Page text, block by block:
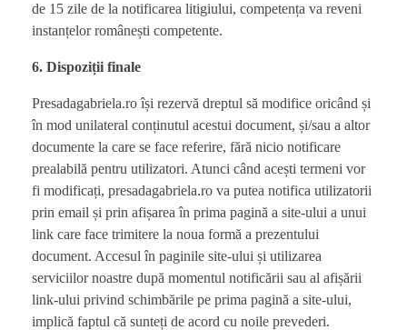
de 15 zile de la notificarea litigiului, competența va reveni
instanțelor românești competente.​
6. Dispoziții finale
Presadagabriela.ro își rezervă dreptul să modifice oricând și
în mod unilateral conținutul acestui document, și/sau a altor
documente la care se face referire, fără nicio notificare
prealabilă pentru utilizatori. Atunci când acești termeni vor
fi modificați, presadagabriela.ro va putea notifica utilizatorii
prin email și prin afișarea în prima pagină a site-ului a unui
link care face trimitere la noua formă a prezentului
document. Accesul în paginile site-ului și utilizarea
serviciilor noastre după momentul notificării sau al afișării
link-ului privind schimbările pe prima pagină a site-ului,
implică faptul că sunteți de acord cu noile prevederi.